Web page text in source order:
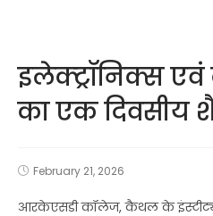
इलेक्ट्रॉनिक्स एवं
का एक दिवसीय
February 21, 2026
आरकेएसडी कॉलेज, कैथल के